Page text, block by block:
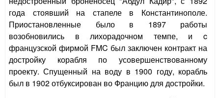
года стоявший на стапеле в Константинополе.
Приостановленные было в 1897 работы
возобновились в лихорадочном темпе, и c
французской фирмой FMC был заключен контракт на
достройку корабля по усовершенствованному
проекту. Спущенный на воду в 1900 году, корабль
был в 1902 отбуксирован во Францию для достройки.